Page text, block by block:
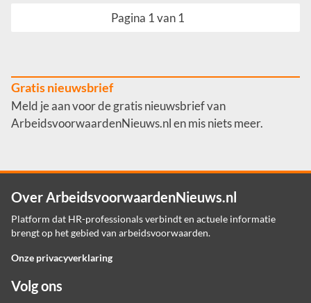
Pagina 1 van 1
Gratis nieuwsbrief
Meld je aan voor de gratis nieuwsbrief van
ArbeidsvoorwaardenNieuws.nl en mis niets meer.
Over ArbeidsvoorwaardenNieuws.nl
Platform dat HR-professionals verbindt en actuele informatie
brengt op het gebied van arbeidsvoorwaarden.
Onze privacyverklaring
Volg ons